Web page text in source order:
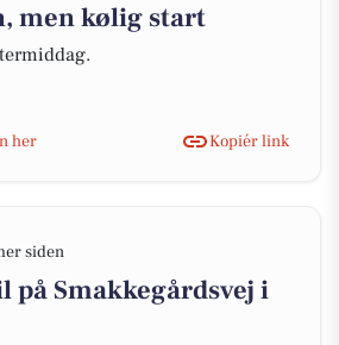
men kølig start
her
Kopiér link
siden
på Smakkegårdsvej i